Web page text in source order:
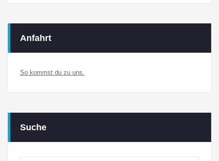
Anfahrt
So kommst du zu uns.
Suche